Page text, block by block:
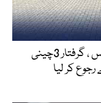
انسانی اعضا کی غیر قانونی فروخت کا کیس ، گرفتار 3چینی
کر لیا